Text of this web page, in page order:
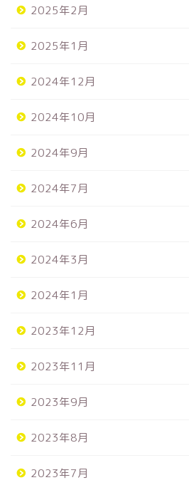
2025年2月
2025年1月
2024年12月
2024年10月
2024年9月
2024年7月
2024年6月
2024年3月
2024年1月
2023年12月
2023年11月
2023年9月
2023年8月
2023年7月